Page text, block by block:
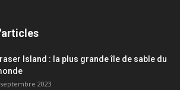
Island : la plus grande île de sable du
2023